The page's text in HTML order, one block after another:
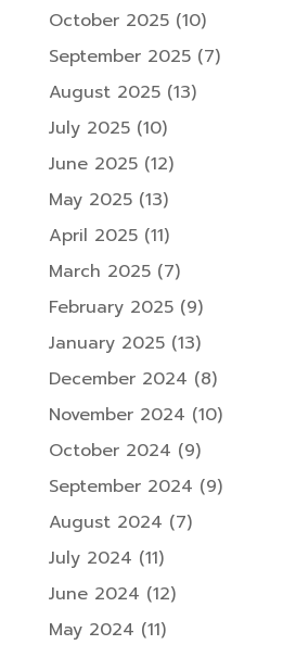
October 2025(10)
September 2025(7)
August 2025(13)
July 2025(10)
June 2025(12)
May 2025(13)
April 2025(11)
March 2025(7)
February 2025(9)
January 2025(13)
December 2024 (8)
November 2024 (10)
October 2024 (9)
September 2024 (9)
August 2024 (7)
July 2024 (11)
June 2024 (12)
May 2024 (11)